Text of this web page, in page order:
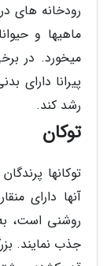
رودخانه های
ماهیها و
میخورد. در
رشد کند.
توکان
توکانها
آنها دارای
روشنی است،